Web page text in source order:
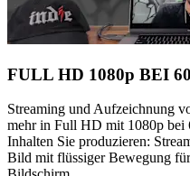
FULL HD 1080p BEI
Streaming und Aufzeichnung
mehr in Full HD mit 1080p bei
Inhalten Sie produzieren:
Bild mit flüssiger Bewegung